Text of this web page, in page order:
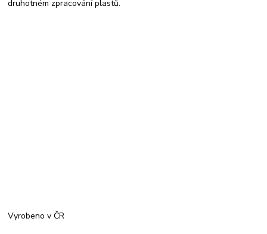
druhotném zpracování plastů.
Vyrobeno v ČR